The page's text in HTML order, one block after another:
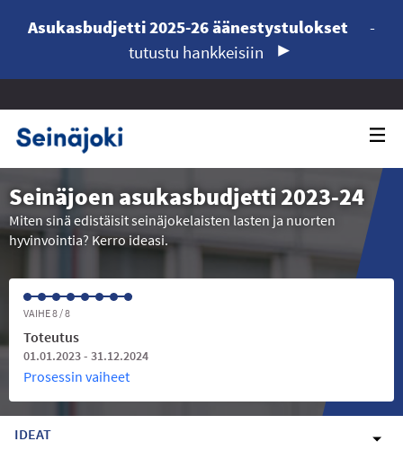
Asukasbudjetti 2025-26 äänestystulokset
-
tutustu hankkeisiin
Seinäjoen asukasbudjetti 2023-24
Miten sinä edistäisit seinäjokelaisten lasten ja nuorten
hyvinvointia? Kerro ideasi.
VAIHE 8 / 8
Toteutus
01.01.2023 - 31.12.2024
Prosessin vaiheet
IDEAT